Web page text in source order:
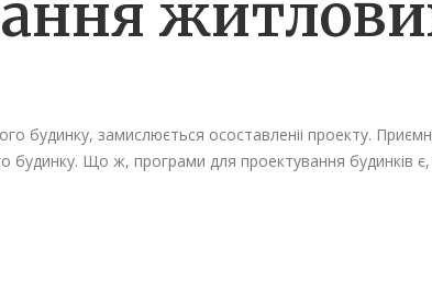
будинку, замислюється осоставленіі проекту.
Що ж, програми для проектування будинків